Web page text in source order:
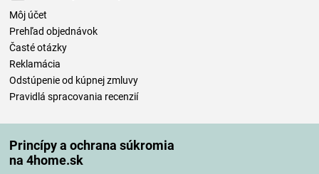
Princípy a ochrana súkromia
na 4home.sk
Môj účet
Prehľad objednávok
Časté otázky
Reklamácia
Odstúpenie od kúpnej zmluvy
Pravidlá spracovania recenzií